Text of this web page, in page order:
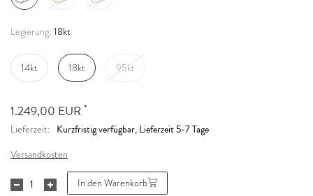
Legierung: 18kt
14kt 18kt 95kt
1.249,00 EUR *
Lieferzeit: Kurzfristig verfügbar, Lieferzeit 5-7 Tage
Versandkosten
In den Warenkorb